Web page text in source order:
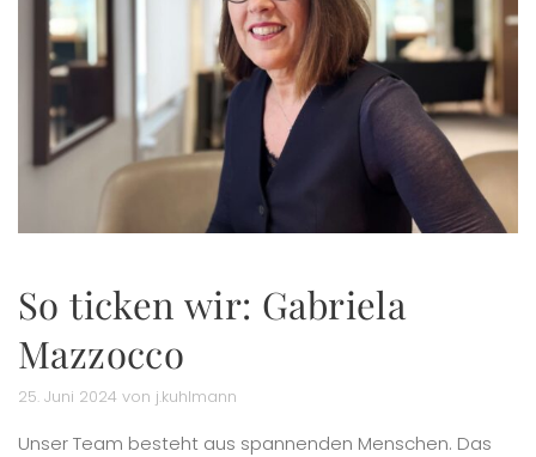
So ticken wir: Gabriela
Mazzocco
25. Juni 2024 von j.kuhlmann
Unser Team besteht aus spannenden Menschen. Das